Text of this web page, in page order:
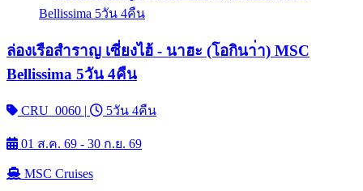
ล่องเรือสำราญ เซี่ยงไฮ้ - นาฮะ (โอกินา่า) MSC
Bellissima 5วัน 4คืน
CRU_0060 | 5วัน 4คืน
01 ส.ค. 69 - 30 ก.ย. 69
MSC Cruises